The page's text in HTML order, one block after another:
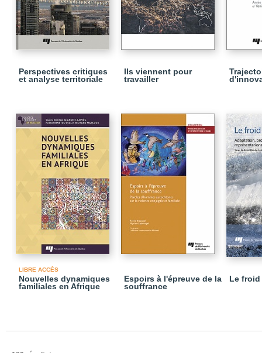
Perspectives critiques
et analyse territoriale
Ils viennent pour
travailler
LIBRE ACCÈS
Nouvelles dynamiques
familiales en Afrique
Espoirs à l'épreuve de la
souffrance
Le froid